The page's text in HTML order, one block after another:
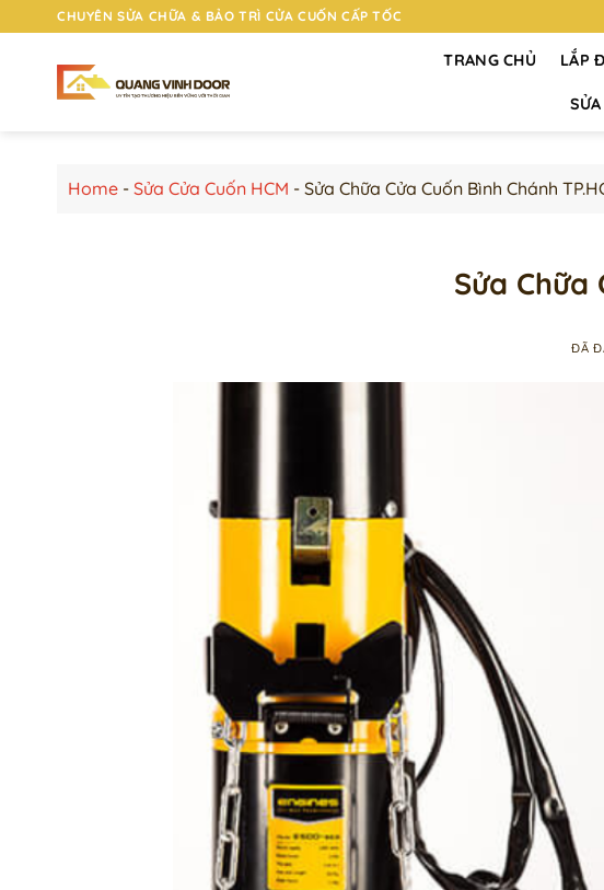
Chuyển
đến
CHUYÊN SỬA CHỮA & BẢO TRÌ CỬA CUỐN CẤP TỐC
TRANG CHỦ LẮP
Home - Sửa Cửa Cuốn HCM - Sửa Chữa Cửa Cuốn Bình Chánh
Sửa Chữa
ĐÃ